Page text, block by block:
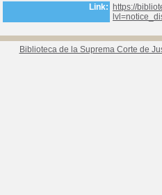
Link:
https://
Biblioteca de la Suprema Corte de